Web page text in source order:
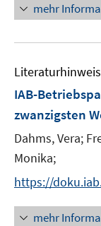
mehr
Literaturhinweis
IAB-
zwanzigsten
Dahms, Vera;
Monika;
https://
mehr